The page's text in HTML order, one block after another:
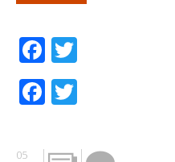
Facebook
Facebook
05